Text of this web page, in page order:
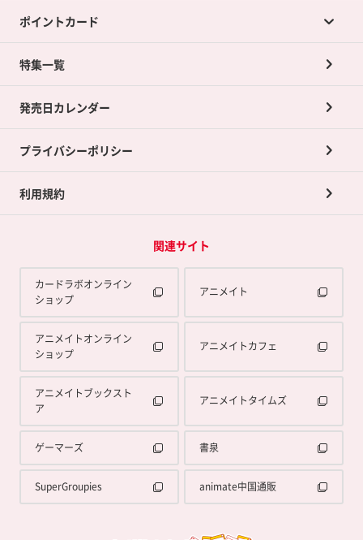
店舗買取について
ネット買取について
買取承諾書について
ポイントカード
ポイントカードTOP
ポイント交換景品
特集一覧
発売日カレンダー
プライバシーポリシー
利用規約
関連サイト
カードラボオンライン
ショップ
アニメイト
アニメイトオンライン
ショップ
アニメイトカフェ
アニメイトブックスト
ア
アニメイトタイムズ
ゲーマーズ 書泉
SuperGroupies animate中国通販